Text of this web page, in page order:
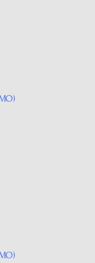
МО)
МО)